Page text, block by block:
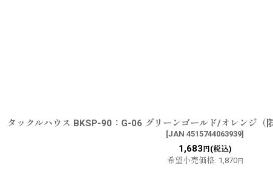
タックルハウス BKSP-90：G-06 グリーンゴールド/オレンジ（
[JAN 4515744063939]
1,683 円(税込)
希望小売価格: 1,870円